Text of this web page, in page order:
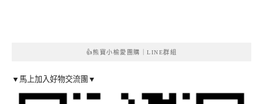
👍熊寶小榆愛團購｜LINE群組
▼馬上加入好物交流團▼